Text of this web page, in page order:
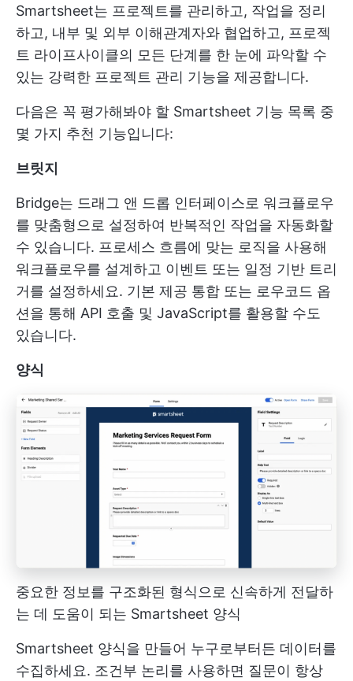
Smartsheet는 프로젝트를 관리하고, 작업을 정리
하고, 내부 및 외부 이해관계자와 협업하고, 프로젝
트 라이프사이클의 모든 단계를 한 눈에 파악할 수
있는 강력한 프로젝트 관리 기능을 제공합니다.
다음은 꼭 평가해봐야 할 Smartsheet 기능 목록 중
몇 가지 추천 기능입니다:
브릿지
Bridge는 드래그 앤 드롭 인터페이스로 워크플로우
를 맞춤형으로 설정하여 반복적인 작업을 자동화할
수 있습니다. 프로세스 흐름에 맞는 로직을 사용해
워크플로우를 설계하고 이벤트 또는 일정 기반 트리
거를 설정하세요. 기본 제공 통합 또는 로우코드 옵
션을 통해 API 호출 및 JavaScript를 활용할 수도
있습니다.
양식
중요한 정보를 구조화된 형식으로 신속하게 전달하
는 데 도움이 되는 Smartsheet 양식
Smartsheet 양식을 만들어 누구로부터든 데이터를
수집하세요. 조건부 논리를 사용하면 질문이 항상